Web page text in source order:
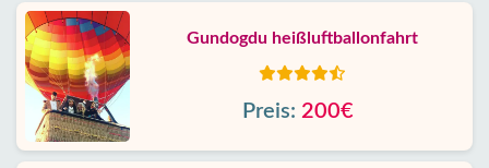
Gundogdu heißluftballonfahrt
Preis: 200€